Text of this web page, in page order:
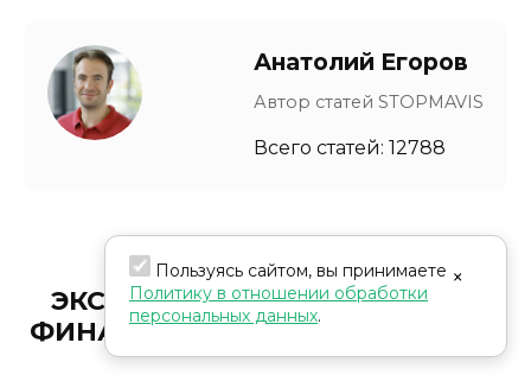
Анатолий Егоров
Автор статей STOPMAVIS
Всего статей: 12788
ЭКСПЕРТЫ В РАЗОБЛАЧЕНИИ
ФИНАНСОВЫХ МОШЕННИЧЕСТВ
×
Пользуясь сайтом, вы принимаете
Политику в отношении обработки
персональных данных.